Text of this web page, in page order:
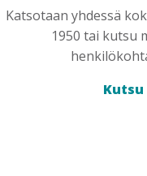
Katsotaan yhdessä
1950 tai kutsu
Kutsu